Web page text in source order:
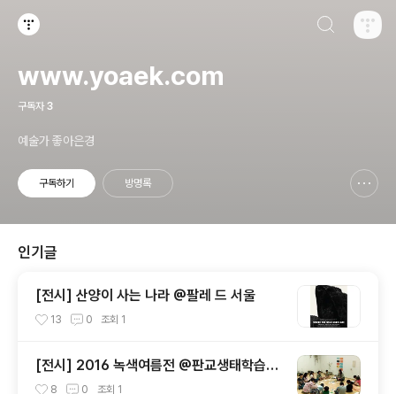
www.yoaek.com
구독자 3
예술가 좋아은경
구독하기 방명록
인기글
[전시] 산양이 사는 나라 @팔레 드 서울
13 0 조회 1
[전시] 2016 녹색여름전 @판교생태학습원
+ 워크숍
8 0 조회 1